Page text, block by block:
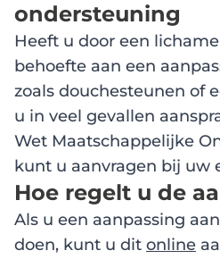
ondersteuning
Heeft u door een
behoefte aan een
zoals douchesteunen of
u in veel gevallen
Wet Maatschappelijke
kunt u aanvragen bij uw
Hoe regelt u de
Als u een aanpassing
doen, kunt u dit online